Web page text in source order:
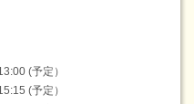
(予定）
(予定）